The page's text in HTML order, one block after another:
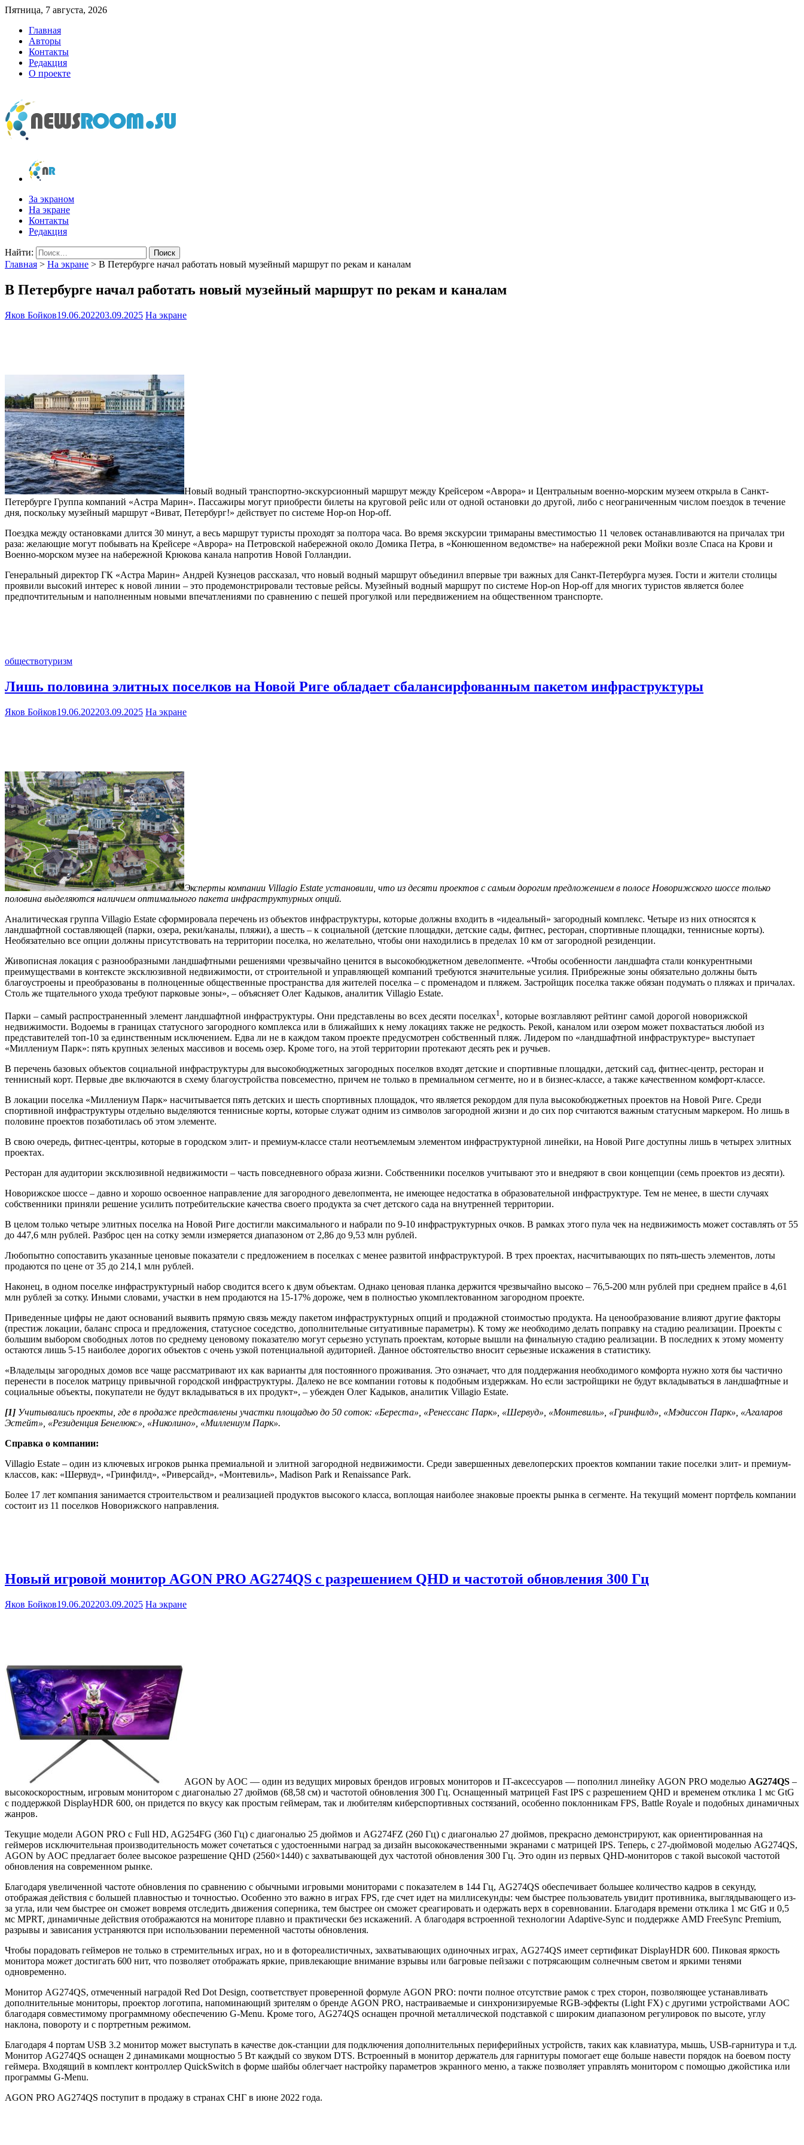
Пятница, 7 августа, 2026
Главная
Авторы
Контакты
Редакция
О проекте
newsroom.su
Новости о новостях
За экраном
На экране
Контакты
Редакция
Найти:
Главная > На экране > В Петербурге начал работать новый музейный маршрут по рекам и каналам
В Петербурге начал работать новый музейный маршрут по рекам и каналам
Яков Бойков19.06.202203.09.2025 На экране
Новый водный транспортно-экскурсионный маршрут между Крейсером «Аврора» и Центральным военно-морским музеем открыла в Санкт-
Петербурге Группа компаний «Астра Марин». Пассажиры могут приобрести билеты на круговой рейс или от одной остановки до другой, либо с неограниченным числом поездок в течение
дня, поскольку музейный маршрут «Виват, Петербург!» действует по системе Hop-on Hop-off.
Поездка между остановками длится 30 минут, а весь маршрут туристы проходят за полтора часа. Во время экскурсии тримараны вместимостью 11 человек останавливаются на причалах три
раза: желающие могут побывать на Крейсере «Аврора» на Петровской набережной около Домика Петра, в «Конюшенном ведомстве» на набережной реки Мойки возле Спаса на Крови и
Военно-морском музее на набережной Крюкова канала напротив Новой Голландии.
Генеральный директор ГК «Астра Марин» Андрей Кузнецов рассказал, что новый водный маршрут объединил впервые три важных для Санкт-Петербурга музея. Гости и жители столицы
проявили высокий интерес к новой линии – это продемонстрировали тестовые рейсы. Музейный водный маршрут по системе Hop-on Hop-off для многих туристов является более
предпочтительным и наполненным новыми впечатлениями по сравнению с пешей прогулкой или передвижением на общественном транспорте.
обществотуризм
Лишь половина элитных поселков на Новой Риге обладает сбалансирфованным пакетом инфраструктуры
Яков Бойков19.06.202203.09.2025 На экране
Эксперты компании Villagio Estate установили, что из десяти проектов с самым дорогим предложением в полосе Новорижского шоссе только
половина выделяются наличием оптимального пакета инфраструктурных опций.
Аналитическая группа Villagio Estate сформировала перечень из объектов инфраструктуры, которые должны входить в «идеальный» загородный комплекс. Четыре из них относятся к
ландшафтной составляющей (парки, озера, реки/каналы, пляжи), а шесть – к социальной (детские площадки, детские сады, фитнес, ресторан, спортивные площадки, теннисные корты).
Необязательно все опции должны присутствовать на территории поселка, но желательно, чтобы они находились в пределах 10 км от загородной резиденции.
Живописная локация с разнообразными ландшафтными решениями чрезвычайно ценится в высокобюджетном девелопменте. «Чтобы особенности ландшафта стали конкурентными
преимуществами в контексте эксклюзивной недвижимости, от строительной и управляющей компаний требуются значительные усилия. Прибрежные зоны обязательно должны быть
благоустроены и преобразованы в полноценные общественные пространства для жителей поселка – с променадом и пляжем. Застройщик поселка также обязан подумать о пляжах и причалах.
Столь же тщательного ухода требуют парковые зоны», – объясняет Олег Кадыков, аналитик Villagio Estate.
Парки – самый распространенный элемент ландшафтной инфраструктуры. Они представлены во всех десяти поселках1, которые возглавляют рейтинг самой дорогой новорижской
недвижимости. Водоемы в границах статусного загородного комплекса или в ближайших к нему локациях также не редкость. Рекой, каналом или озером может похвастаться любой из
представителей топ-10 за единственным исключением. Едва ли не в каждом таком проекте предусмотрен собственный пляж. Лидером по «ландшафтной инфраструктуре» выступает
«Миллениум Парк»: пять крупных зеленых массивов и восемь озер. Кроме того, на этой территории протекают десять рек и ручьев.
В перечень базовых объектов социальной инфраструктуры для высокобюджетных загородных поселков входят детские и спортивные площадки, детский сад, фитнес-центр, ресторан и
теннисный корт. Первые две включаются в схему благоустройства повсеместно, причем не только в премиальном сегменте, но и в бизнес-классе, а также качественном комфорт-классе.
В локации поселка «Миллениум Парк» насчитывается пять детских и шесть спортивных площадок, что является рекордом для пула высокобюджетных проектов на Новой Риге. Среди
спортивной инфраструктуры отдельно выделяются теннисные корты, которые служат одним из символов загородной жизни и до сих пор считаются важным статусным маркером. Но лишь в
половине проектов позаботилась об этом элементе.
В свою очередь, фитнес-центры, которые в городском элит- и премиум-классе стали неотъемлемым элементом инфраструктурной линейки, на Новой Риге доступны лишь в четырех элитных
проектах.
Ресторан для аудитории эксклюзивной недвижимости – часть повседневного образа жизни. Собственники поселков учитывают это и внедряют в свои концепции (семь проектов из десяти).
Новорижское шоссе – давно и хорошо освоенное направление для загородного девелопмента, не имеющее недостатка в образовательной инфраструктуре. Тем не менее, в шести случаях
собственники приняли решение усилить потребительские качества своего продукта за счет детского сада на внутренней территории.
В целом только четыре элитных поселка на Новой Риге достигли максимального и набрали по 9-10 инфраструктурных очков. В рамках этого пула чек на недвижимость может составлять от 55
до 447,6 млн рублей. Разброс цен на сотку земли измеряется диапазоном от 2,86 до 9,53 млн рублей.
Любопытно сопоставить указанные ценовые показатели с предложением в поселках с менее развитой инфраструктурой. В трех проектах, насчитывающих по пять-шесть элементов, лоты
продаются по цене от 35 до 214,1 млн рублей.
Наконец, в одном поселке инфраструктурный набор сводится всего к двум объектам. Однако ценовая планка держится чрезвычайно высоко – 76,5-200 млн рублей при среднем прайсе в 4,61
млн рублей за сотку. Иными словами, участки в нем продаются на 15-17% дороже, чем в полностью укомплектованном загородном проекте.
Приведенные цифры не дают оснований выявить прямую связь между пакетом инфраструктурных опций и продажной стоимостью продукта. На ценообразование влияют другие факторы
(престиж локации, баланс спроса и предложения, статусное соседство, дополнительные ситуативные параметры). К тому же необходимо делать поправку на стадию реализации. Проекты с
большим выбором свободных лотов по среднему ценовому показателю могут серьезно уступать проектам, которые вышли на финальную стадию реализации. В последних к этому моменту
остаются лишь 5-15 наиболее дорогих объектов с очень узкой потенциальной аудиторией. Данное обстоятельство вносит серьезные искажения в статистику.
«Владельцы загородных домов все чаще рассматривают их как варианты для постоянного проживания. Это означает, что для поддержания необходимого комфорта нужно хотя бы частично
перенести в поселок матрицу привычной городской инфраструктуры. Далеко не все компании готовы к подобным издержкам. Но если застройщики не будут вкладываться в ландшафтные и
социальные объекты, покупатели не будут вкладываться в их продукт», – убежден Олег Кадыков, аналитик Villagio Estate.
[1] Учитывались проекты, где в продаже представлены участки площадью до 50 соток: «Береста», «Ренессанс Парк», «Шервуд», «Монтевиль», «Гринфилд», «Мэдиссон Парк», «Агаларов
Эстейт», «Резиденция Бенелюкс», «Николино», «Миллениум Парк».
Справка о компании:
Villagio Estate – один из ключевых игроков рынка премиальной и элитной загородной недвижимости. Среди завершенных девелоперских проектов компании такие поселки элит- и премиум-
классов, как: «Шервуд», «Гринфилд», «Риверсайд», «Монтевиль», Madison Park и Renaissance Park.
Более 17 лет компания занимается строительством и реализацией продуктов высокого класса, воплощая наиболее знаковые проекты рынка в сегменте. На текущий момент портфель компании
состоит из 11 поселков Новорижского направления.
Новый игровой монитор AGON PRO AG274QS с разрешением QHD и частотой обновления 300 Гц
Яков Бойков19.06.202203.09.2025 На экране
AGON by AOC — один из ведущих мировых брендов игровых мониторов и IT-аксессуаров — пополнил линейку AGON PRO моделью AG274QS –
высокоскоростным, игровым монитором с диагональю 27 дюймов (68,58 см) и частотой обновления 300 Гц. Оснащенный матрицей Fast IPS с разрешением QHD и временем отклика 1 мс GtG
с поддержкой DisplayHDR 600, он придется по вкусу как простым геймерам, так и любителям киберспортивных состязаний, особенно поклонникам FPS, Battle Royale и подобных динамичных
жанров.
Текущие модели AGON PRO с Full HD, AG254FG (360 Гц) с диагональю 25 дюймов и AG274FZ (260 Гц) с диагональю 27 дюймов, прекрасно демонстрируют, как ориентированная на
геймеров исключительная производительность может сочетаться с удостоенными наград за дизайн высококачественными экранами с матрицей IPS. Теперь, с 27-дюймовой моделью AG274QS,
AGON by AOC предлагает более высокое разрешение QHD (2560×1440) с захватывающей дух частотой обновления 300 Гц. Это один из первых QHD-мониторов с такой высокой частотой
обновления на современном рынке.
Благодаря увеличенной частоте обновления по сравнению с обычными игровыми мониторами с показателем в 144 Гц, AG274QS обеспечивает большее количество кадров в секунду,
отображая действия с большей плавностью и точностью. Особенно это важно в играх FPS, где счет идет на миллисекунды: чем быстрее пользователь увидит противника, выглядывающего из-
за угла, или чем быстрее он сможет вовремя отследить движения соперника, тем быстрее он сможет среагировать и одержать верх в соревновании. Благодаря времени отклика 1 мс GtG и 0,5
мс MPRT, динамичные действия отображаются на мониторе плавно и практически без искажений. А благодаря встроенной технологии Adaptive-Sync и поддержке AMD FreeSync Premium,
разрывы и зависания устраняются при использовании переменной частоты обновления.
Чтобы порадовать геймеров не только в стремительных играх, но и в фотореалистичных, захватывающих одиночных играх, AG274QS имеет сертификат DisplayHDR 600. Пиковая яркость
монитора может достигать 600 нит, что позволяет отображать яркие, привлекающие внимание взрывы или багровые пейзажи с потрясающим солнечным светом и яркими тенями
одновременно.
Монитор AG274QS, отмеченный наградой Red Dot Design, соответствует проверенной формуле AGON PRO: почти полное отсутствие рамок с трех сторон, позволяющее устанавливать
дополнительные мониторы, проектор логотипа, напоминающий зрителям о бренде AGON PRO, настраиваемые и синхронизируемые RGB-эффекты (Light FX) с другими устройствами AOC
благодаря совместимому программному обеспечению G-Menu. Кроме того, AG274QS оснащен прочной металлической подставкой с широким диапазоном регулировок по высоте, углу
наклона, повороту и с портретным режимом.
Благодаря 4 портам USB 3.2 монитор может выступать в качестве док-станции для подключения дополнительных периферийных устройств, таких как клавиатура, мышь, USB-гарнитура и т.д.
Монитор AG274QS оснащен 2 динамиками мощностью 5 Вт каждый со звуком DTS. Встроенный в монитор держатель для гарнитуры помогает еще больше навести порядок на боевом посту
геймера. Входящий в комплект контроллер QuickSwitch в форме шайбы облегчает настройку параметров экранного меню, а также позволяет управлять монитором с помощью джойстика или
программы G-Menu.
AGON PRO AG274QS поступит в продажу в странах СНГ в июне 2022 года.